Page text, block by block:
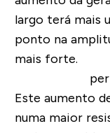
largo terá mais
ponto na
mais forte.
Este aumento
numa maior